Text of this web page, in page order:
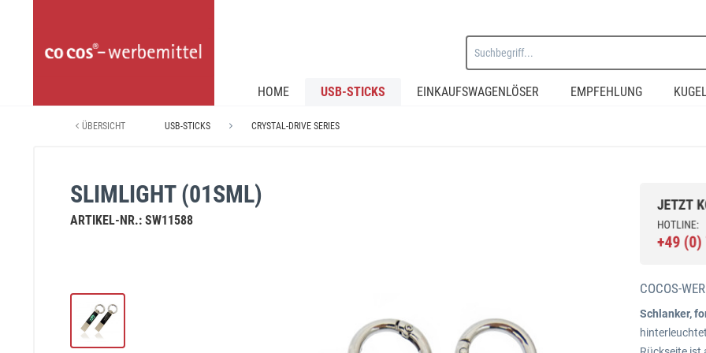
HOME USB-STICKS EINKAUFSWAGENLÖSER EMPFEHLUNG
ÜBERSICHT USB-STICKS CRYSTAL-DRIVE SERIES
SLIMLIGHT (01SML)
ARTIKEL-NR.: SW11588
COCOS-
Schlanker,